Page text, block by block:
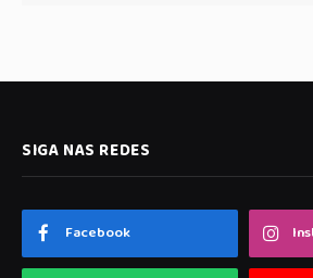
SIGA NAS REDES
Facebook